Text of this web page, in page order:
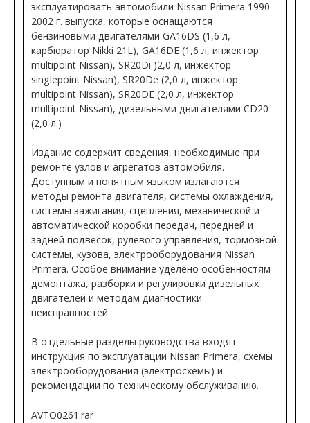
эксплуатировать автомобили Nissan Primera 1990-
2002 г. выпуска, которые оснащаются
бензиновыми двигателями GA16DS (1,6 л,
карбюратор Nikki 21L), GA16DE (1,6 л, инжектор
multipoint Nissan), SR20Di )2,0 л, инжектор
singlepoint Nissan), SR20De (2,0 л, инжектор
multipoint Nissan), SR20DE (2,0 л, инжектор
multipoint Nissan), дизельными двигателями CD20
(2,0 л.)
Издание содержит сведения, необходимые при
ремонте узлов и агрегатов автомобиля.
Доступным и понятным языком излагаются
методы ремонта двигателя, системы охлаждения,
системы зажигания, сцепления, механической и
автоматической коробки передач, передней и
задней подвесок, рулевого управления, тормозной
системы, кузова, электрооборудования Nissan
Primera. Особое внимание уделено особенностям
демонтажа, разборки и регулировки дизельных
двигателей и методам диагностики
неисправностей.
В отдельные разделы руководства входят
инструкция по эксплуатации Nissan Primera, схемы
электрооборудования (электросхемы) и
рекомендации по техническому обслуживанию.
AVTO0261.rar